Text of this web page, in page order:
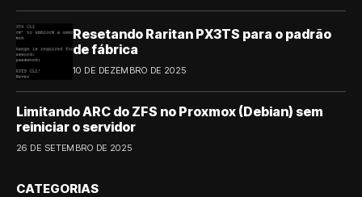
Resetando Raritan PX3TS para o padrão
de fábrica
10 DE DEZEMBRO DE 2025
Limitando ARC do ZFS no Proxmox (Debian) sem
reiniciar o servidor
26 DE SETEMBRO DE 2025
CATEGORIAS